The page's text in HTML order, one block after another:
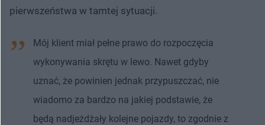
pierwszeństwa w tamtej sytuacji.
Mój klient miał pełne prawo do rozpoczęcia
wykonywania skrętu w lewo. Nawet gdyby
uznać, że powinien jednak przypuszczać, nie
wiadomo za bardzo na jakiej podstawie, że
będą nadjeżdżały kolejne pojazdy, to zgodnie z